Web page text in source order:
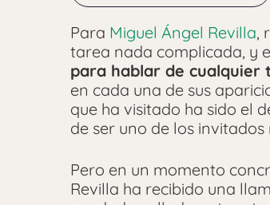
Para Miguel Ángel Revilla,
tarea nada complicada, y
para hablar de cualquier
en cada una de sus
que ha visitado ha sido el
de ser uno de los invitados
Pero en un momento
Revilla ha recibido una